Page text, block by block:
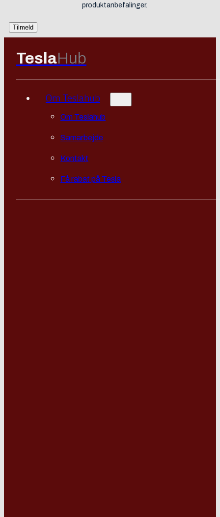
produktanbefalinger.
TeslaHub
Om Teslahub
Om Teslahub
Samarbejde
Kontakt
Få rabat på Tesla